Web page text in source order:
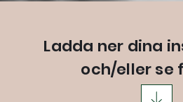
Ladda ner dina
och/eller se